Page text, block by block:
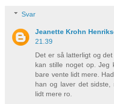
Svar
Jeanette Krohn
21.39
Det er så latterligt og
kan stille noget op. Jeg
bare vente lidt mere.
han og laver det
lidt mere ro.